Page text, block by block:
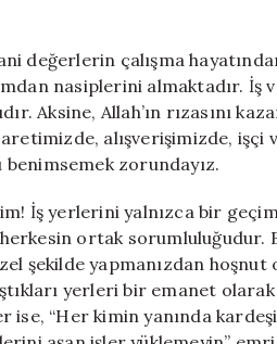
değerlerin çalışma
nasiplerini almaktadır. İş
Aksine, Allah’ın rızasını
alışverişimizde,
zorundayız.
İş yerlerini yalnızca bir
ortak sorumluluğudur.
şekilde yapmanızdan
yerleri bir emanet
“Her kimin yanında